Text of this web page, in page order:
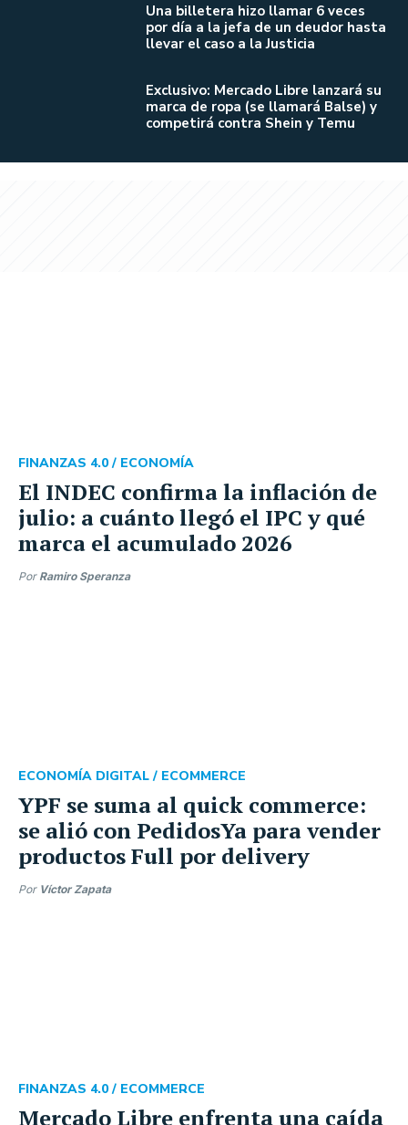
Una billetera hizo llamar 6 veces
por día a la jefa de un deudor hasta
llevar el caso a la Justicia
Exclusivo: Mercado Libre lanzará su
marca de ropa (se llamará Balse) y
competirá contra Shein y Temu
El INDEC confirma la inflación de
julio: a cuánto llegó el IPC y qué
marca el acumulado 2026
FINANZAS 4.0 / ECONOMÍA
Por Ramiro Speranza
YPF se suma al quick commerce:
se alió con PedidosYa para vender
productos Full por delivery
ECONOMÍA DIGITAL / ECOMMERCE
Por Víctor Zapata
Mercado Libre enfrenta una caída
FINANZAS 4.0 / ECOMMERCE